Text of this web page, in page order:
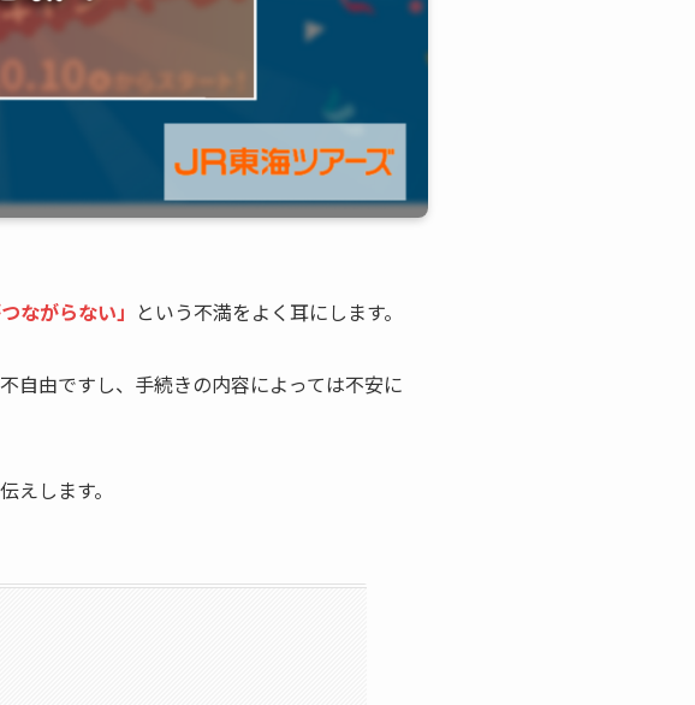
ながらない」 という不満をよく耳にします。
自由ですし、手続きの内容によっては不安に
えします。